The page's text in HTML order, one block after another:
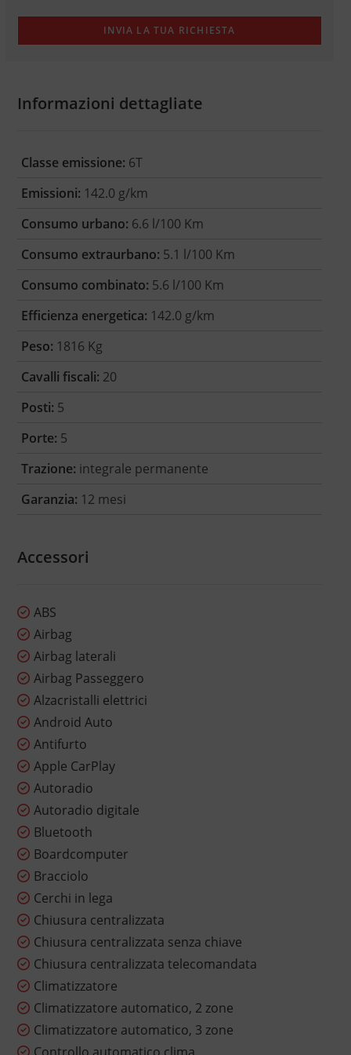
Informazioni dettagliate
Classe emissione: 6T
Emissioni: 142.0 g/km
Consumo urbano: 6.6 l/100 Km
Consumo extraurbano: 5.1 l/100 Km
Consumo combinato: 5.6 l/100 Km
Efficienza energetica: 142.0 g/km
Peso: 1816 Kg
Cavalli fiscali: 20
Posti: 5
Porte: 5
Trazione: integrale permanente
Garanzia: 12 mesi
Accessori
ABS
Airbag
Airbag laterali
Airbag Passeggero
Alzacristalli elettrici
Android Auto
Antifurto
Apple CarPlay
Autoradio
Autoradio digitale
Bluetooth
Boardcomputer
Bracciolo
Cerchi in lega
Chiusura centralizzata
Chiusura centralizzata senza chiave
Chiusura centralizzata telecomandata
Climatizzatore
Climatizzatore automatico, 2 zone
Climatizzatore automatico, 3 zone